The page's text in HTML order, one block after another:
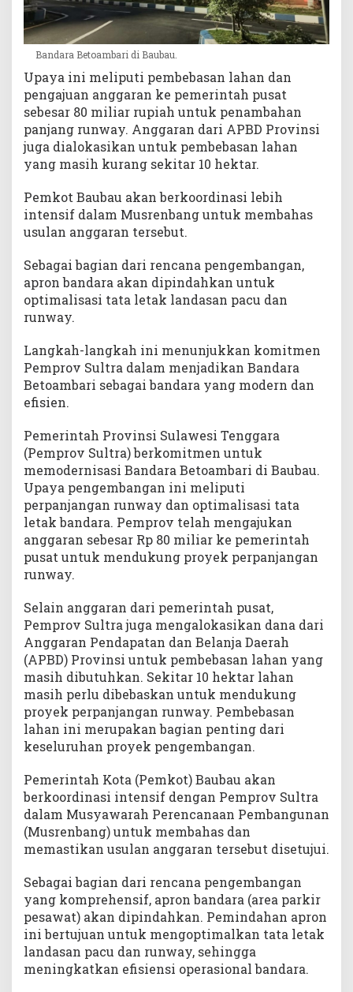
Bandara Betoambari di Baubau.
Upaya ini meliputi pembebasan lahan dan
pengajuan anggaran ke pemerintah pusat
sebesar 80 miliar rupiah untuk penambahan
panjang runway. Anggaran dari APBD Provinsi
juga dialokasikan untuk pembebasan lahan
yang masih kurang sekitar 10 hektar.
Pemkot Baubau akan berkoordinasi lebih
intensif dalam Musrenbang untuk membahas
usulan anggaran tersebut.
Sebagai bagian dari rencana pengembangan,
apron bandara akan dipindahkan untuk
optimalisasi tata letak landasan pacu dan
runway.
Langkah-langkah ini menunjukkan komitmen
Pemprov Sultra dalam menjadikan Bandara
Betoambari sebagai bandara yang modern dan
efisien.
Pemerintah Provinsi Sulawesi Tenggara
(Pemprov Sultra) berkomitmen untuk
memodernisasi Bandara Betoambari di Baubau.
Upaya pengembangan ini meliputi
perpanjangan runway dan optimalisasi tata
letak bandara. Pemprov telah mengajukan
anggaran sebesar Rp 80 miliar ke pemerintah
pusat untuk mendukung proyek perpanjangan
runway.
Selain anggaran dari pemerintah pusat,
Pemprov Sultra juga mengalokasikan dana dari
Anggaran Pendapatan dan Belanja Daerah
(APBD) Provinsi untuk pembebasan lahan yang
masih dibutuhkan. Sekitar 10 hektar lahan
masih perlu dibebaskan untuk mendukung
proyek perpanjangan runway. Pembebasan
lahan ini merupakan bagian penting dari
keseluruhan proyek pengembangan.
Pemerintah Kota (Pemkot) Baubau akan
berkoordinasi intensif dengan Pemprov Sultra
dalam Musyawarah Perencanaan Pembangunan
(Musrenbang) untuk membahas dan
memastikan usulan anggaran tersebut disetujui.
Sebagai bagian dari rencana pengembangan
yang komprehensif, apron bandara (area parkir
pesawat) akan dipindahkan. Pemindahan apron
ini bertujuan untuk mengoptimalkan tata letak
landasan pacu dan runway, sehingga
meningkatkan efisiensi operasional bandara.